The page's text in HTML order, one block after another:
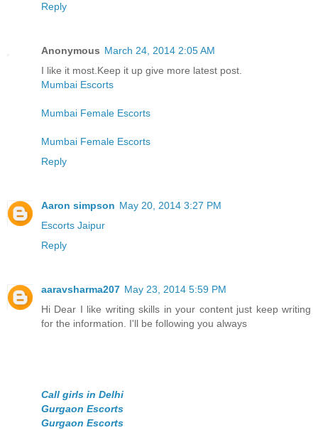
Reply
Anonymous March 24, 2014 2:05 AM
I like it most.Keep it up give more latest post.
Mumbai Escorts
Mumbai Female Escorts
Mumbai Female Escorts
Reply
Aaron simpson May 20, 2014 3:27 PM
Escorts Jaipur
Reply
aaravsharma207 May 23, 2014 5:59 PM
Hi Dear I like writing skills in your content just keep writing
for the information. I'll be following you always
Call girls in Delhi
Gurgaon Escorts
Gurgaon Escorts